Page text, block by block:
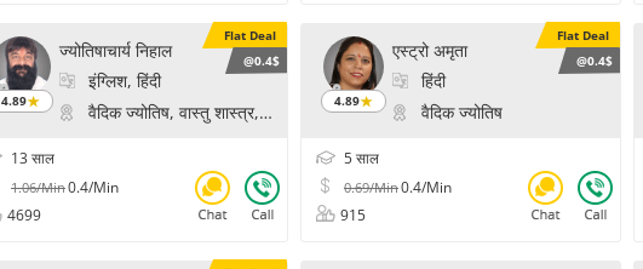
Flat Deal
@0.4$
4.89
ज्योतिषाचार्य निहाल
इंग्लिश, हिंदी
वैदिक ज्योतिष, वास्तु शास्त्र, टैरो कार्ड रीडिंग, फेंगशुई, योग और ध्यान, ध्यान और चेतना, प्रेम
13 साल
1.06/Min0.4/Min
4699
Flat Deal
@0.4$
4.89
एस्ट्रो अमृता
हिंदी
वैदिक ज्योतिष
5 साल
0.69/Min0.4/Min
915